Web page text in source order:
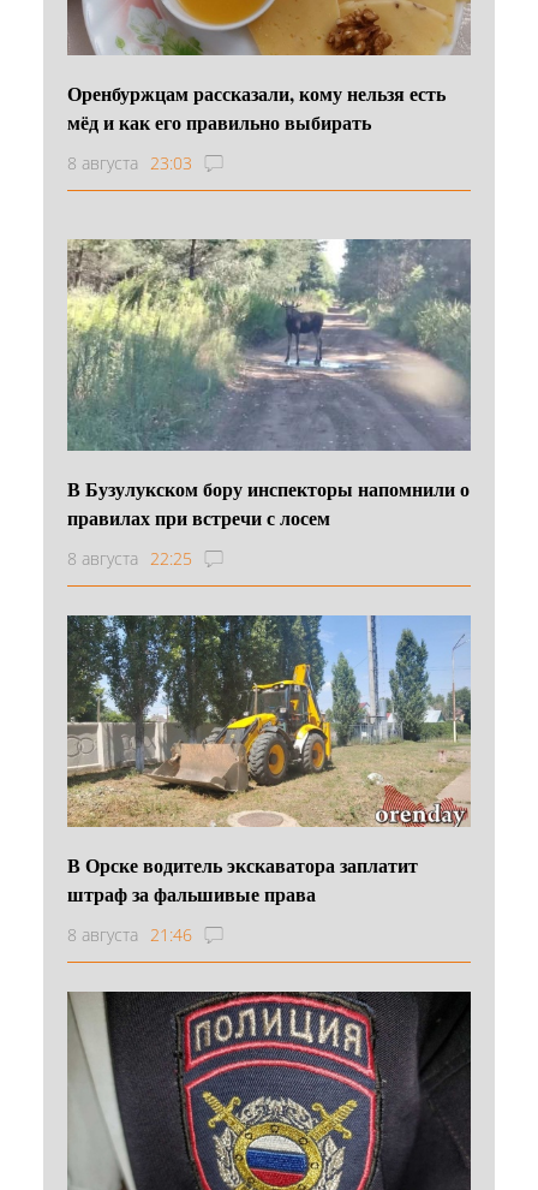
Оренбуржцам рассказали, кому нельзя есть
мёд и как его правильно выбирать
8 августа 23:03
В Бузулукском бору инспекторы напомнили о
правилах при встречи с лосем
8 августа 22:25
В Орске водитель экскаватора заплатит
штраф за фальшивые права
8 августа 21:46